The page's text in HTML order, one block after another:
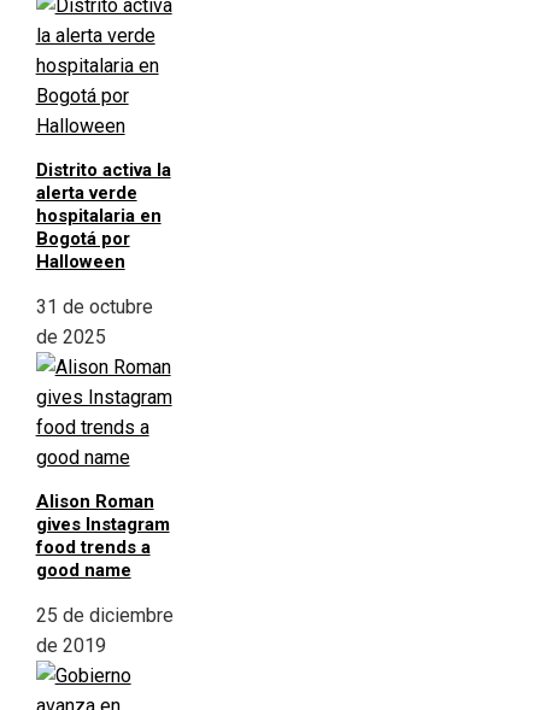
Distrito activa la
alerta verde
hospitalaria en
Bogotá por
Halloween
31 de octubre
de 2025
Alison Roman
gives Instagram
food trends a
good name
25 de diciembre
de 2019